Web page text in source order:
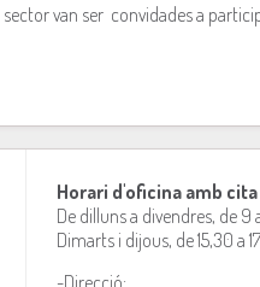
van ser convidades a
Horari d'oficina amb
De dilluns a divendres, de 9
Dimarts i dijous, de 15,30 a
-Direcció: